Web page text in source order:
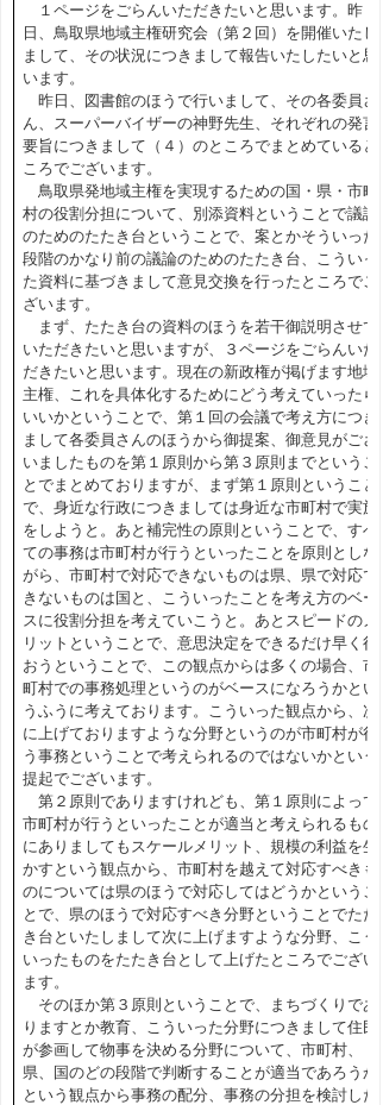
１ページをごらんいただきたいと思います。昨
日、鳥取県地域主権研究会（第２回）を開催いたし
まして、その状況につきまして報告いたしたいと思
います。
昨日、図書館のほうで行いまして、その各委員さ
ん、スーパーバイザーの神野先生、それぞれの発言
要旨につきまして（４）のところでまとめていると
ころでございます。
鳥取県発地域主権を実現するための国・県・市町
村の役割分担について、別添資料ということで議論
のためのたたき台ということで、案とかそういった
段階のかなり前の議論のためのたたき台、こういっ
た資料に基づきまして意見交換を行ったところでご
ざいます。
まず、たたき台の資料のほうを若干御説明させて
いただきたいと思いますが、３ページをごらんいた
だきたいと思います。現在の新政権が掲げます地域
主権、これを具体化するためにどう考えていったら
いいかということで、第１回の会議で考え方につき
まして各委員さんのほうから御提案、御意見がござ
いましたものを第１原則から第３原則までというこ
とでまとめておりますが、まず第１原則ということ
で、身近な行政につきましては身近な市町村で実施
をしようと。あと補完性の原則ということで、すべ
ての事務は市町村が行うといったことを原則としな
がら、市町村で対応できないものは県、県で対応で
きないものは国と、こういったことを考え方のベー
スに役割分担を考えていこうと。あとスピードのメ
リットということで、意思決定をできるだけ早く行
おうということで、この観点からは多くの場合、市
町村での事務処理というのがベースになろうかとい
うふうに考えております。こういった観点から、次
に上げておりますような分野というのが市町村が行
う事務ということで考えられるのではないかという
提起でございます。
第２原則でありますけれども、第１原則によって
市町村が行うといったことが適当と考えられるもの
にありましてもスケールメリット、規模の利益を生
かすという観点から、市町村を越えて対応すべきも
のについては県のほうで対応してはどうかというこ
とで、県のほうで対応すべき分野ということでたた
き台といたしまして次に上げますような分野、こう
いったものをたたき台として上げたところでござい
ます。
そのほか第３原則ということで、まちづくりであ
りますとか教育、こういった分野につきまして住民
が参画して物事を決める分野について、市町村、
県、国のどの段階で判断することが適当であろうか
という観点から事務の配分、事務の分担を検討した